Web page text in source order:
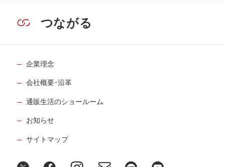
つながる
企業理念
会社概要･沿革
通販生活のショールーム
お知らせ
サイトマップ